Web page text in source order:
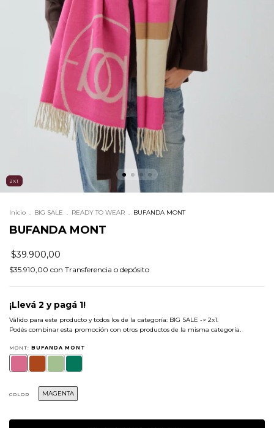
2X1
Inicio . BIG SALE . READY TO WEAR . BUFANDA MONT
BUFANDA MONT
$39.900,00
$35.910,00 con Transferencia o depósito
¡Llevá 2 y pagá 1!
Válido para este producto y todos los de la categoría: BIG SALE -> 2x1.
Podés combinar esta promoción con otros productos de la misma categoría.
MONT: BUFANDA MONT
COLOR MAGENTA